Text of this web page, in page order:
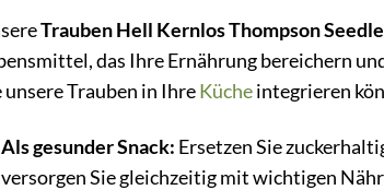
Trauben Hell Kernlos Thompson
das Ihre Ernährung bereichern
unsere Trauben in IhreKücheintegrieren
Als gesunder Snack: Ersetzen Sie
versorgen Sie gleichzeitig mit wichtigen